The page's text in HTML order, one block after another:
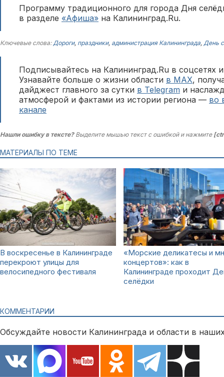
Программу традиционного для города Дня
в разделе «Афиша» на Калининград.Ru.
Ключевые слова:Дороги, праздники, администрация Калининграда, День
Подписывайтесь на Калининград.Ru в соцсетях
Узнавайте больше о жизни области в MAX,
дайджест главного за сутки в Telegram и
атмосферой и фактами из истории региона — во
канале
Нашли ошибку в тексте?Выделите мышью текст с ошибкой и нажмите
МАТЕРИАЛЫ ПО ТЕМЕ
В воскресенье в Калининграде
перекроют улицы для
велосипедного фестиваля
«Морские деликатесы и
концертов»: как в
Калининграде проходит
селёдки
КОММЕНТАРИИ
Обсуждайте новости Калининграда и области в